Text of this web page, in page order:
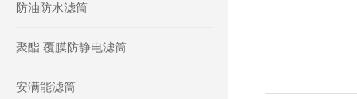
防油防水滤筒
聚酯 覆膜防静电滤筒
安满能滤筒